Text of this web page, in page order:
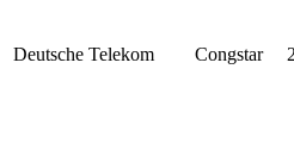
Deutsche Telekom Congstar